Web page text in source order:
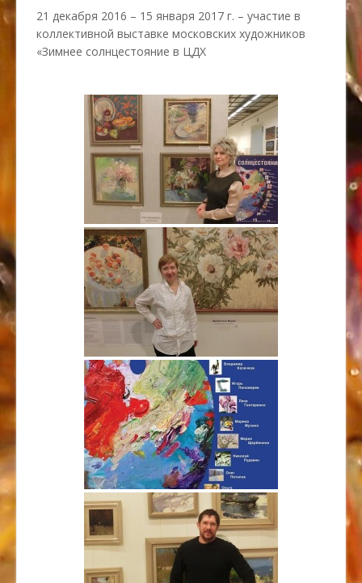
21 декабря 2016 – 15 января 2017 г. – участие в
коллективной выставке московских художников
«Зимнее солнцестояние в ЦДХ